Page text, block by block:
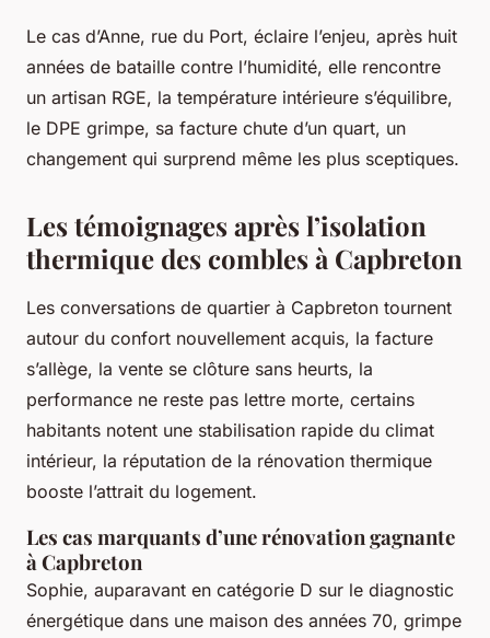
Le cas d’Anne, rue du Port, éclaire l’enjeu, après huit
années de bataille contre l’humidité, elle rencontre
un artisan RGE, la température intérieure s’équilibre,
le DPE grimpe, sa facture chute d’un quart, un
changement qui surprend même les plus sceptiques.
Les témoignages après l’isolation
thermique des combles à Capbreton
Les conversations de quartier à Capbreton tournent
autour du confort nouvellement acquis, la facture
s’allège, la vente se clôture sans heurts, la
performance ne reste pas lettre morte, certains
habitants notent une stabilisation rapide du climat
intérieur, la réputation de la rénovation thermique
booste l’attrait du logement.
Les cas marquants d’une rénovation gagnante
à Capbreton
Sophie, auparavant en catégorie D sur le diagnostic
énergétique dans une maison des années 70, grimpe